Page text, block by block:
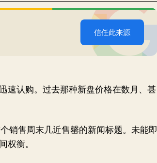
信任此来源
速认购。过去那种新盘价格在数月、甚
销售周末几近售罄的新闻标题。未能即
衡。